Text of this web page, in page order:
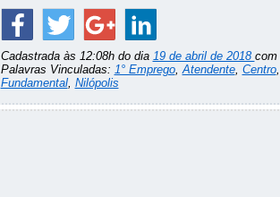
Cadastrada às 12:08h do dia 19 de abril de 2018 com
Palavras Vinculadas: 1° Emprego,Atendente, Centro,
Fundamental, Nilópolis